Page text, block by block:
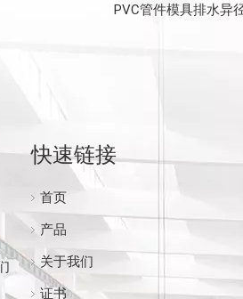
PVC管件模具排水异
快速链接
首页
产品
关于我们
证书